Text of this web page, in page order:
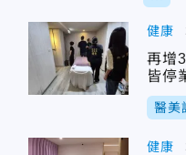
健康
再增
皆停
醫美
健康